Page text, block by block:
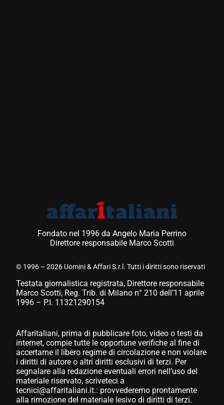
Fondato nel 1996 da Angelo Maria Perrino
Direttore responsabile Marco Scotti
© 1996 – 2026 Uomini & Affari S.r.l. Tutti i diritti sono riservati
Testata giornalistica registrata, Direttore responsabile
Marco Scotti, Reg. Trib. di Milano n° 210 dell’11 aprile
1996 – P.I. 11321290154
Affaritaliani, prima di pubblicare foto, video o testi da
internet, compie tutte le opportune verifiche al fine di
accertarne il libero regime di circolazione e non violare
i diritti di autore o altri diritti esclusivi di terzi. Per
segnalare alla redazione eventuali errori nell’uso del
materiale riservato, scriveteci a
tecnici@affaritaliani.it.: provvederemo prontamente
alla rimozione del materiale lesivo di diritti di terzi.